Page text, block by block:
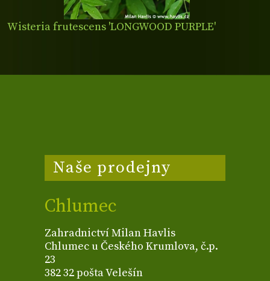
Wisteria frutescens 'LONGWOOD PURPLE'
Naše prodejny
Chlumec
Zahradnictví Milan Havlis
Chlumec u Českého Krumlova, č.p.
23
382 32 pošta Velešín